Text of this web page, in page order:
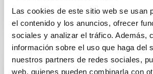
Las cookies de este sitio web se usan
el contenido y los anuncios, ofrecer
sociales y analizar el tráfico. Además,
información sobre el uso que haga del
nuestros partners de redes sociales,
web, quienes pueden combinarla con
NOTA DE PRENSA